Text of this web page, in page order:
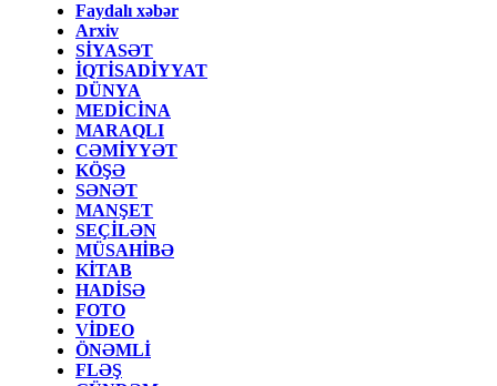
Faydalı xəbər
Arxiv
SİYASƏT
İQTİSADİYYAT
DÜNYA
MEDİCİNA
MARAQLI
CƏMİYYƏT
KÖŞƏ
SƏNƏT
MANŞET
SEÇİLƏN
MÜSAHİBƏ
KİTAB
HADİSƏ
FOTO
VİDEO
ÖNƏMLİ
FLƏŞ